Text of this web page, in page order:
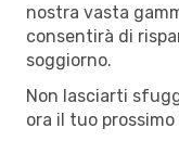
nostra vasta
consentirà di
soggiorno.
Non lasciarti
ora il tuo